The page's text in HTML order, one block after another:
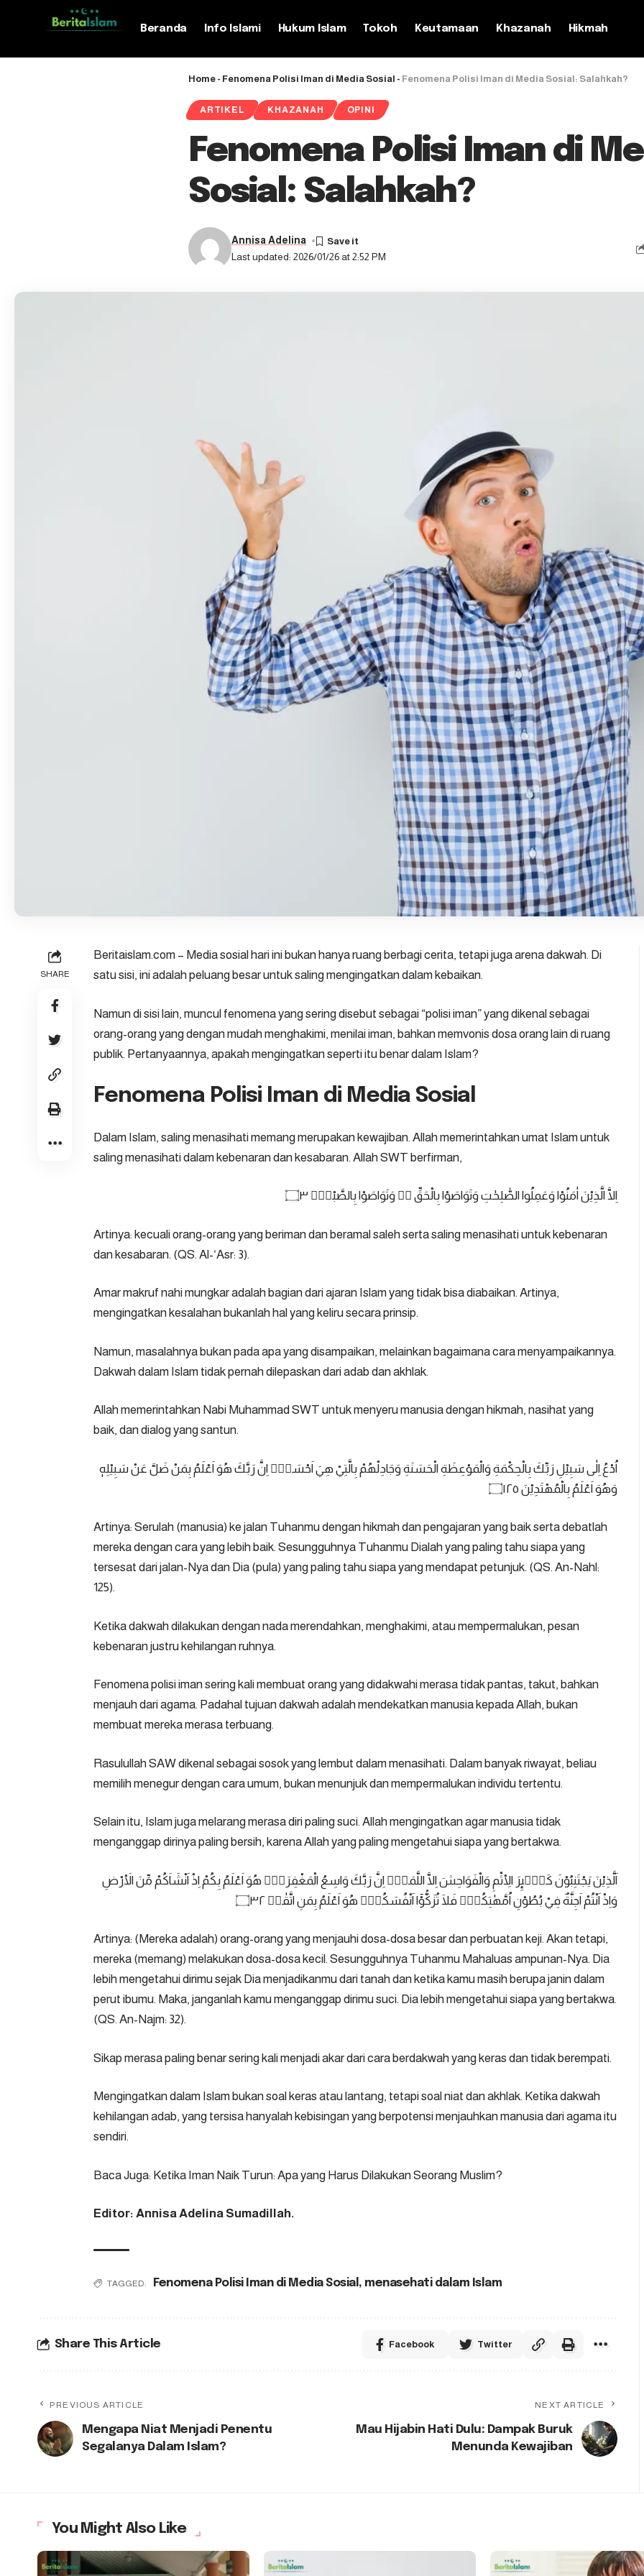
Beranda Info Islami Hukum Islam Tokoh Keutamaan Khazanah Hikmah
Home - Fenomena Polisi Iman di Media Sosial - Fenomena Polisi Iman di Media Sosial: Salahkah?
ARTIKEL KHAZANAH OPINI
Fenomena Polisi Iman di
Sosial: Salahkah?
Last updated: 2026/01/26 at 2:52 PM
Annisa Adelina
SHARE
Beritaislam.com – Media sosial hari ini bukan hanya ruang berbagi cerita, tetapi juga arena dakwah. Di
satu sisi, ini adalah peluang besar untuk saling mengingatkan dalam kebaikan.
Namun di sisi lain, muncul fenomena yang sering disebut sebagai “polisi iman” yang dikenal sebagai
orang-orang yang dengan mudah menghakimi, menilai iman, bahkan memvonis dosa orang lain di ruang
publik. Pertanyaannya, apakah mengingatkan seperti itu benar dalam Islam?
Fenomena Polisi Iman di Media Sosial
Dalam Islam, saling menasihati memang merupakan kewajiban. Allah memerintahkan umat Islam untuk
saling menasihati dalam kebenaran dan kesabaran. Allah SWT berfirman,
اِلَّا الَّذِيْنَ اٰمَنُوْا وَعَمِلُوا الصّٰلِحٰتِ وَتَوَاصَوْا بِالْحَقِّ ەۙ وَتَوَاصَوْا بِالصَّبْرِࣖ ۝٣
Artinya: kecuali orang-orang yang beriman dan beramal saleh serta saling menasihati untuk kebenaran
dan kesabaran. (QS. Al-‘Asr: 3).
Amar makruf nahi mungkar adalah bagian dari ajaran Islam yang tidak bisa diabaikan. Artinya,
mengingatkan kesalahan bukanlah hal yang keliru secara prinsip.
Namun, masalahnya bukan pada apa yang disampaikan, melainkan bagaimana cara menyampaikannya.
Dakwah dalam Islam tidak pernah dilepaskan dari adab dan akhlak.
Allah memerintahkan Nabi Muhammad SWT untuk menyeru manusia dengan hikmah, nasihat yang
baik, dan dialog yang santun.
اُدْعُ اِلٰى سَبِيْلِ رَبِّكَ بِالْحِكْمَةِ وَالْمَوْعِظَةِ الْحَسَنَةِ وَجَادِلْهُمْ بِالَّتِيْ هِيَ اَحْسَنُۗ اِنَّ رَبَّكَ هُوَ اَعْلَمُ بِمَنْ ضَلَّ عَنْ سَبِيْلِهٖ
وَهُوَ اَعْلَمُ بِالْمُهْتَدِيْنَ ۝١٢٥
Artinya: Serulah (manusia) ke jalan Tuhanmu dengan hikmah dan pengajaran yang baik serta debatlah
mereka dengan cara yang lebih baik. Sesungguhnya Tuhanmu Dialah yang paling tahu siapa yang
tersesat dari jalan-Nya dan Dia (pula) yang paling tahu siapa yang mendapat petunjuk. (QS. An-Nahl:
125).
Ketika dakwah dilakukan dengan nada merendahkan, menghakimi, atau mempermalukan, pesan
kebenaran justru kehilangan ruhnya.
Fenomena polisi iman sering kali membuat orang yang didakwahi merasa tidak pantas, takut, bahkan
menjauh dari agama. Padahal tujuan dakwah adalah mendekatkan manusia kepada Allah, bukan
membuat mereka merasa terbuang.
Rasulullah SAW dikenal sebagai sosok yang lembut dalam menasihati. Dalam banyak riwayat, beliau
memilih menegur dengan cara umum, bukan menunjuk dan mempermalukan individu tertentu.
Selain itu, Islam juga melarang merasa diri paling suci. Allah mengingatkan agar manusia tidak
menganggap dirinya paling bersih, karena Allah yang paling mengetahui siapa yang bertakwa.
اَلَّذِيْنَ يَجْتَنِبُوْنَ كَبٰۤىِٕرَ الْاِثْمِ وَالْفَوَاحِشَ اِلَّا اللَّمَمَۙ اِنَّ رَبَّكَ وَاسِعُ الْمَغْفِرَةِۗ هُوَ اَعْلَمُ بِكُمْ اِذْ اَنْشَاَكُمْ مِّنَ الْاَرْضِ
وَاِذْ اَنْتُمْ اَجِنَّةٌ فِيْ بُطُوْنِ اُمَّهٰتِكُمْۗ فَلَا تُزَكُّوْٓا اَنْفُسَكُمْۗ هُوَ اَعْلَمُ بِمَنِ اتَّقٰىࣖ ۝٣٢
Artinya: (Mereka adalah) orang-orang yang menjauhi dosa-dosa besar dan perbuatan keji. Akan tetapi,
mereka (memang) melakukan dosa-dosa kecil. Sesungguhnya Tuhanmu Mahaluas ampunan-Nya. Dia
lebih mengetahui dirimu sejak Dia menjadikanmu dari tanah dan ketika kamu masih berupa janin dalam
perut ibumu. Maka, janganlah kamu menganggap dirimu suci. Dia lebih mengetahui siapa yang bertakwa.
(QS. An-Najm: 32).
Sikap merasa paling benar sering kali menjadi akar dari cara berdakwah yang keras dan tidak berempati.
Mengingatkan dalam Islam bukan soal keras atau lantang, tetapi soal niat dan akhlak. Ketika dakwah
kehilangan adab, yang tersisa hanyalah kebisingan yang berpotensi menjauhkan manusia dari agama itu
sendiri.
Baca Juga: Ketika Iman Naik Turun: Apa yang Harus Dilakukan Seorang Muslim?
Editor: Annisa Adelina Sumadillah.
TAGGED: Fenomena Polisi Iman di Media Sosial , menasehati dalam Islam
Share This Article Facebook Twitter
PREVIOUS ARTICLE
Mengapa Niat Menjadi Penentu
Segalanya Dalam Islam?
NEXT ARTICLE
Mau Hijabin Hati Dulu: Dampak Buruk
Menunda Kewajiban
You Might Also Like